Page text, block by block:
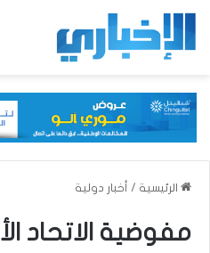
الرئيسية / أخبار دولية
مفوضية الاتحاد